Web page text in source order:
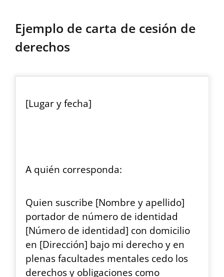
Ejemplo de carta de cesión de
derechos
[Lugar y fecha]
A quién corresponda:
Quien suscribe [Nombre y apellido]
portador de número de identidad
[Número de identidad] con domicilio
en [Dirección] bajo mi derecho y en
plenas facultades mentales cedo los
derechos y obligaciones como